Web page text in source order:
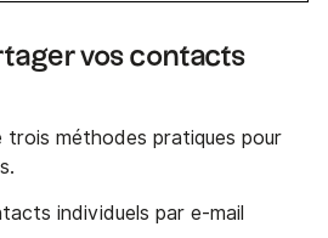
vos contacts
trois méthodes pratiques pour
individuels par e-mail